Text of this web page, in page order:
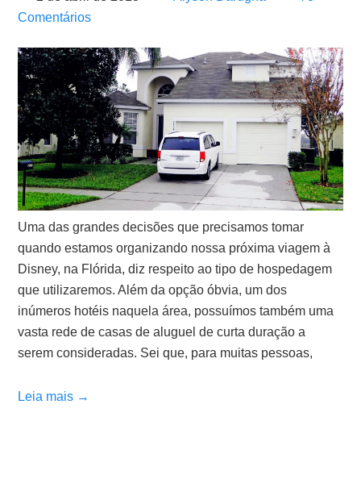
Comentários
Uma das grandes decisões que precisamos tomar
quando estamos organizando nossa próxima viagem à
Disney, na Flórida, diz respeito ao tipo de hospedagem
que utilizaremos. Além da opção óbvia, um dos
inúmeros hotéis naquela área, possuímos também uma
vasta rede de casas de aluguel de curta duração a
serem consideradas. Sei que, para muitas pessoas,
Leia mais →